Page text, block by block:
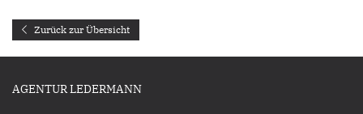
Zurück zur Übersicht
AGENTUR LEDERMANN